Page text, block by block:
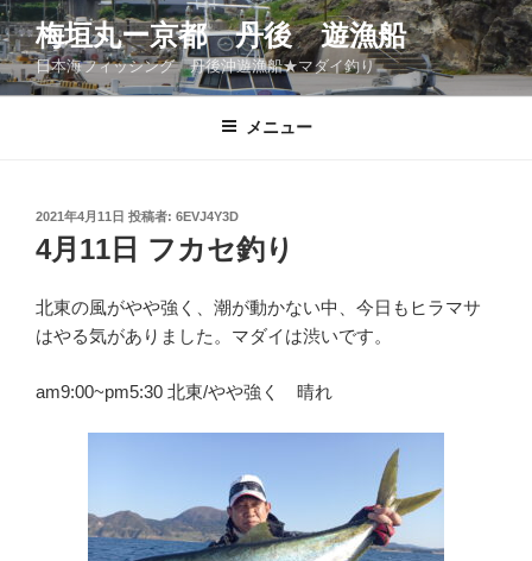
コ
ン
テ
ン
梅垣丸ー京都 丹後 遊漁船
日本海フィッシング 丹後沖遊漁船★マダイ釣り
メニュー
投
稿
日:
2021年4月11日 投稿者: 6EVJ4Y3D
4月11日 フカセ釣り
北東の風がやや強く、潮が動かない中、今日もヒラマサ
はやる気がありました。マダイは渋いです。
am9:00~pm5:30 北東/やや強く 晴れ